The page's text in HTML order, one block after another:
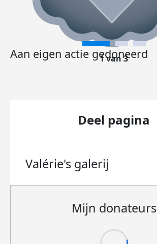
Aan eigen actie gedoneerd
1 van 3
Deel pagina
Valérie's galerij
Mijn donateurs